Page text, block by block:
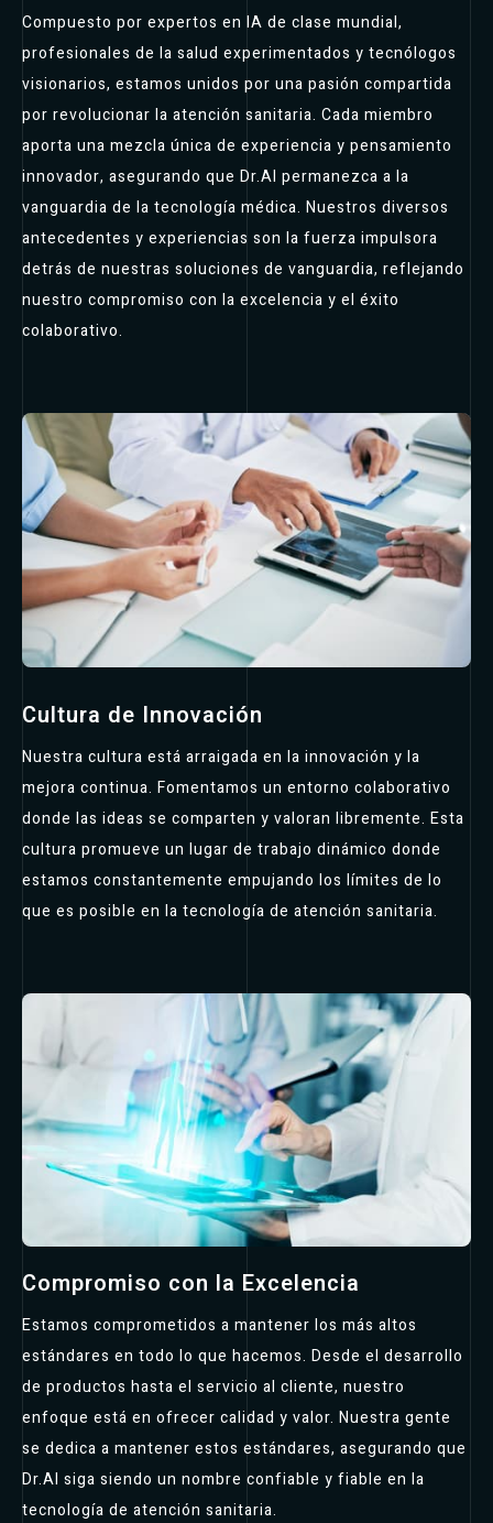
Compuesto por expertos en IA de clase mundial,
profesionales de la salud experimentados y tecnólogos
visionarios, estamos unidos por una pasión compartida
por revolucionar la atención sanitaria. Cada miembro
aporta una mezcla única de experiencia y pensamiento
innovador, asegurando que Dr.AI permanezca a la
vanguardia de la tecnología médica. Nuestros diversos
antecedentes y experiencias son la fuerza impulsora
detrás de nuestras soluciones de vanguardia, reflejando
nuestro compromiso con la excelencia y el éxito
colaborativo.
Cultura de Innovación
Nuestra cultura está arraigada en la innovación y la
mejora continua. Fomentamos un entorno colaborativo
donde las ideas se comparten y valoran libremente. Esta
cultura promueve un lugar de trabajo dinámico donde
estamos constantemente empujando los límites de lo
que es posible en la tecnología de atención sanitaria.
Compromiso con la Excelencia
Estamos comprometidos a mantener los más altos
estándares en todo lo que hacemos. Desde el desarrollo
de productos hasta el servicio al cliente, nuestro
enfoque está en ofrecer calidad y valor. Nuestra gente
se dedica a mantener estos estándares, asegurando que
Dr.AI siga siendo un nombre confiable y fiable en la
tecnología de atención sanitaria.